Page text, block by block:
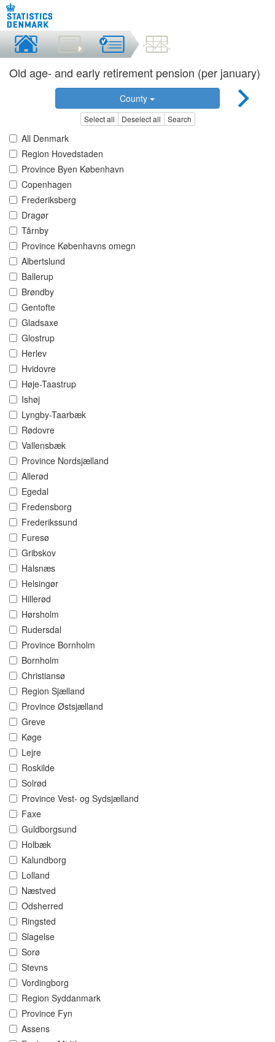
Old age- and early retirement pension (per january)
County
Select all Deselect all Search
All Denmark
Region Hovedstaden
Province Byen København
Copenhagen
Frederiksberg
Dragør
Tårnby
Province Københavns omegn
Albertslund
Ballerup
Brøndby
Gentofte
Gladsaxe
Glostrup
Herlev
Hvidovre
Høje-Taastrup
Ishøj
Lyngby-Taarbæk
Rødovre
Vallensbæk
Province Nordsjælland
Allerød
Egedal
Fredensborg
Frederikssund
Furesø
Gribskov
Halsnæs
Helsingør
Hillerød
Hørsholm
Rudersdal
Province Bornholm
Bornholm
Christiansø
Region Sjælland
Province Østsjælland
Greve
Køge
Lejre
Roskilde
Solrød
Province Vest- og Sydsjælland
Faxe
Guldborgsund
Holbæk
Kalundborg
Lolland
Næstved
Odsherred
Ringsted
Slagelse
Sorø
Stevns
Vordingborg
Region Syddanmark
Province Fyn
Assens